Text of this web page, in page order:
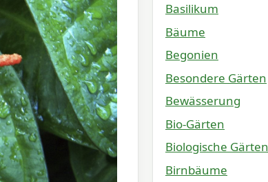
Basilikum
Bäume
Begonien
Besondere Gärten
Bewässerung
Bio-Gärten
Biologische Gärten
Birnbäume